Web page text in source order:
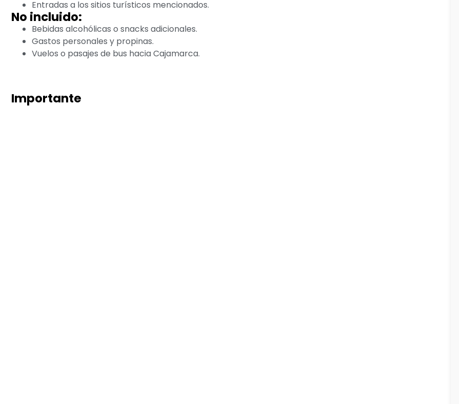
Entradas a los sitios turísticos mencionados.
No incluido:
Bebidas alcohólicas o snacks adicionales.
Gastos personales y propinas.
Vuelos o pasajes de bus hacia Cajamarca.
Importante